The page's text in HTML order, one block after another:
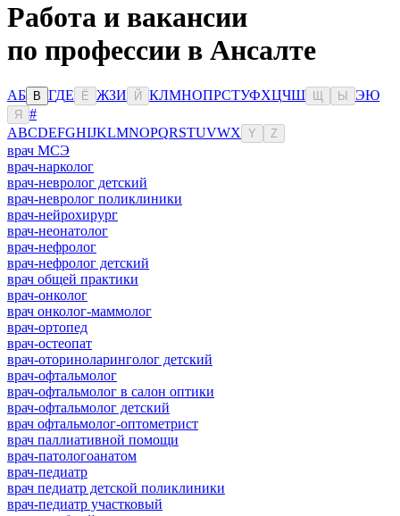
Работа и вакансии
по профессии в Ансалте
АБ В ГДЕ Ё ЖЗИ Й КЛМНОПРСТУФХЦЧШ Ы ЭЮ
Я
#
ABCDEFGHIJKLMNOPQRSTUVWX Y Z
врач МСЭ
врач-нарколог
врач-невролог детский
врач-невролог поликлиники
врач-нейрохирург
врач-неонатолог
врач-нефролог
врач-нефролог детский
врач общей практики
врач-онколог
врач онколог-маммолог
врач-ортопед
врач-остеопат
врач-оториноларинголог детский
врач-офтальмолог
врач-офтальмолог в салон оптики
врач-офтальмолог детский
врач офтальмолог-оптометрист
врач паллиативной помощи
врач-патологоанатом
врач-педиатр
врач педиатр детской поликлиники
врач-педиатр участковый